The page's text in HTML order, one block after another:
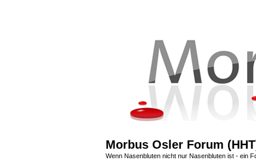
Morbus Osler Forum
Wenn Nasenbluten nicht nur Nasenbluten ist - ein